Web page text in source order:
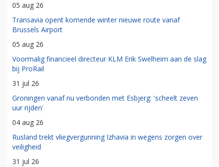
05 aug 26
Transavia opent komende winter nieuwe route vanaf
Brussels Airport
05 aug 26
Voormalig financieel directeur KLM Erik Swelheim aan de slag
bij ProRail
31 jul 26
Groningen vanaf nu verbonden met Esbjerg: 'scheelt zeven
uur rijden'
04 aug 26
Rusland trekt vliegvergunning Izhavia in wegens zorgen over
veiligheid
31 jul 26